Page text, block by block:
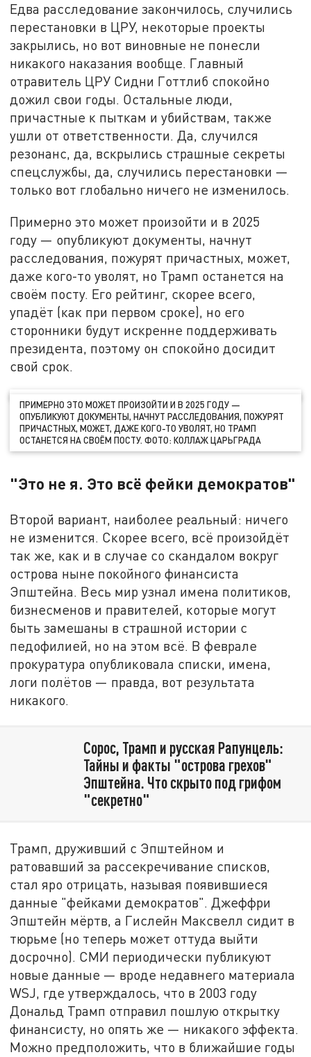
Едва расследование закончилось, случились
перестановки в ЦРУ, некоторые проекты
закрылись, но вот виновные не понесли
никакого наказания вообще. Главный
отравитель ЦРУ Сидни Готтлиб спокойно
дожил свои годы. Остальные люди,
причастные к пыткам и убийствам, также
ушли от ответственности. Да, случился
резонанс, да, вскрылись страшные секреты
спецслужбы, да, случились перестановки —
только вот глобально ничего не изменилось.
Примерно это может произойти и в 2025
году — опубликуют документы, начнут
расследования, пожурят причастных, может,
даже кого-то уволят, но Трамп останется на
своём посту. Его рейтинг, скорее всего,
упадёт (как при первом сроке), но его
сторонники будут искренне поддерживать
президента, поэтому он спокойно досидит
свой срок.
ПРИМЕРНО ЭТО МОЖЕТ ПРОИЗОЙТИ И В 2025 ГОДУ —
ОПУБЛИКУЮТ ДОКУМЕНТЫ, НАЧНУТ РАССЛЕДОВАНИЯ, ПОЖУРЯТ
ПРИЧАСТНЫХ, МОЖЕТ, ДАЖЕ КОГО-ТО УВОЛЯТ, НО ТРАМП
ОСТАНЕТСЯ НА СВОЁМ ПОСТУ. ФОТО: КОЛЛАЖ ЦАРЬГРАДА
"Это не я. Это всё фейки демократов"
Второй вариант, наиболее реальный: ничего
не изменится. Скорее всего, всё произойдёт
так же, как и в случае со скандалом вокруг
острова ныне покойного финансиста
Эпштейна. Весь мир узнал имена политиков,
бизнесменов и правителей, которые могут
быть замешаны в страшной истории с
педофилией, но на этом всё. В феврале
прокуратура опубликовала списки, имена,
логи полётов — правда, вот результата
никакого.
Сорос, Трамп и русская Рапунцель:
Тайны и факты "острова грехов"
Эпштейна. Что скрыто под грифом
"секретно"
Трамп, друживший с Эпштейном и
ратовавший за рассекречивание списков,
стал яро отрицать, называя появившиеся
данные "фейками демократов". Джеффри
Эпштейн мёртв, а Гислейн Максвелл сидит в
тюрьме (но теперь может оттуда выйти
досрочно). СМИ периодически публикуют
новые данные — вроде недавнего материала
WSJ, где утверждалось, что в 2003 году
Дональд Трамп отправил пошлую открытку
финансисту, но опять же — никакого эффекта.
Можно предположить, что в ближайшие годы